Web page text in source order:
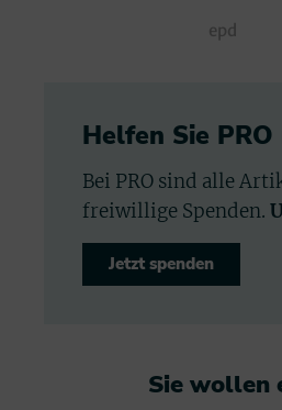
epd
Helfen Sie
Bei PRO sind alle
freiwillige Spenden.
Jetzt spenden
Sie wollen